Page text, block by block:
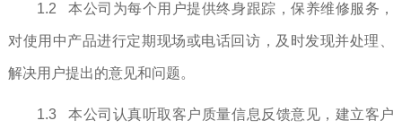
1.2 本公司为每个用户提供终身跟踪，保养维修服务，
对使用中产品进行定期现场或电话回访，及时发现并处理、
解决用户提出的意见和问题。
1.3 本公司认真听取客户质量信息反馈意见，建立客户